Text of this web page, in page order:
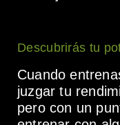
Descubrirás tu
Cuando
juzgar tu
pero con un